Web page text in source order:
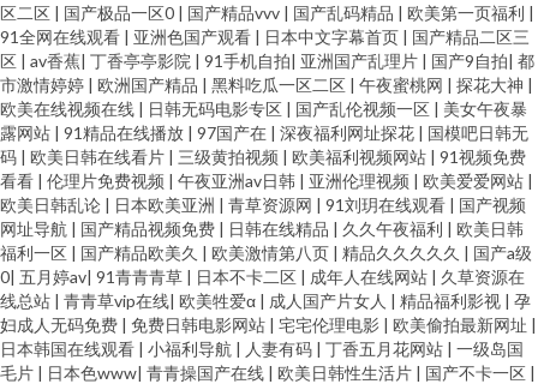
区二区 | 国产极品一区0 | 国产精品vvv | 国产乱码精品 | 欧美第一页福利 |
91全网在线观看 | 亚洲色国产观看 | 日本中文字幕首页 | 国产精品二区三
区 | av香蕉| 丁香亭亭影院 | 91手机自拍| 亚洲国产乱理片 | 国产9自拍| 都
市激情婷婷 | 欧洲国产精品 | 黑料吃瓜一区二区 | 午夜蜜桃网 | 探花大神 |
欧美在线视频在线 | 日韩无码电影专区 | 国产乱伦视频一区 | 美女午夜暴
露网站 | 91精品在线播放 | 97国产在 | 深夜福利网址探花 | 国模吧日韩无
码 | 欧美日韩在线看片 | 三级黄拍视频 | 欧美福利视频网站 | 91视频免费
看看 | 伦理片免费视频 | 午夜亚洲av日韩 | 亚洲伦理视频 | 欧美爱爱网站 |
欧美日韩乱论 | 日本欧美亚洲 | 青草资源网 | 91刘玥在线观看 | 国产视频
网址导航 | 国产精品视频免费 | 日韩在线精品 | 久久午夜福利 | 欧美日韩
福利一区 | 国产精品欧美久 | 欧美激情第八页 | 精品久久久久久 | 国产a级
0| 五月婷av| 91青青青草 | 日本不卡二区 | 成年人在线网站 | 久草资源在
线总站 | 青青草vip在线| 欧美牲爱α | 成人国产片女人 | 精品福利影视 | 孕
妇成人无码免费 | 免费日韩电影网站 | 宅宅伦理电影 | 欧美偷拍最新网址 |
日本韩国在线观看 | 小福利导航 | 人妻有码 | 丁香五月花网站 | 一级岛国
毛片 | 日本色www| 青青操国产在线 | 欧美日韩性生活片 | 国产不卡一区 |